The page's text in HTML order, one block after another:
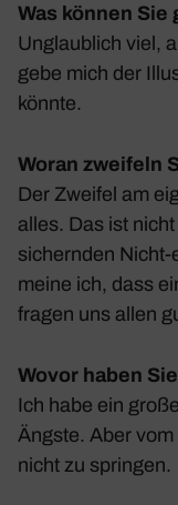
Was können Sie
Unglaub­lich viel,
gebe mich der
könnte.
Woran zweifeln
Der Zweifel am
alles. Das ist
si­chernden
meine ich, dass
fragen uns allen
Wovor haben
Ich habe ein
Ängste. Aber
nicht zu springen.